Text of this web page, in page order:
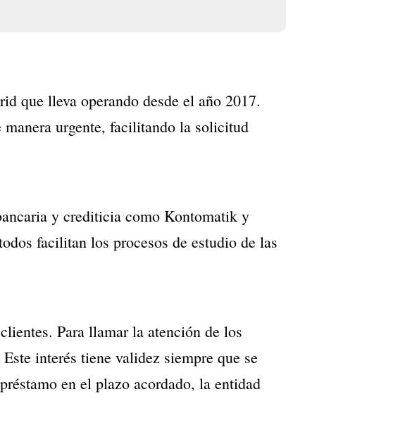
que lleva operando desde el año 2017.
urgente, facilitando la solicitud
y crediticia como Kontomatik y
facilitan los procesos de estudio de las
Para llamar la atención de los
interés tiene validez siempre que se
en el plazo acordado, la entidad